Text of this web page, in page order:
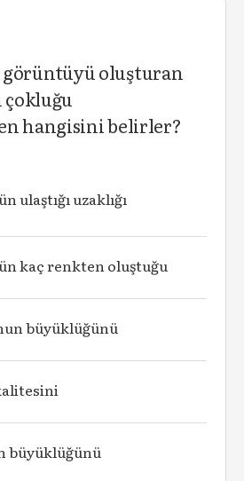
oluşturan
çokluğu
hangisini belirler?
ulaştığı uzaklığı
kaç renkten oluştuğu
büyüklüğünü
büyüklüğünü